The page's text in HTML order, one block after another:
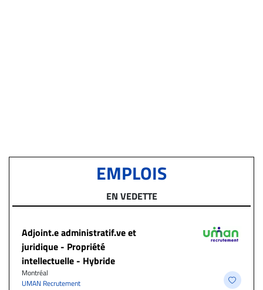
EMPLOIS
EN VEDETTE
Adjoint.e administratif.ve et
juridique - Propriété
intellectuelle - Hybride
Montréal
UMAN Recrutement